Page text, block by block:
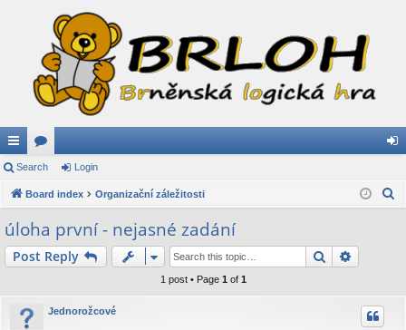
ui
ck
lin
ks
or
u
s
in
Search Login
Board index Organizační záležitosti
úloha první - nejasné zadání
Post Reply Search
1 post • Page 1 of 1
Jednorožcové